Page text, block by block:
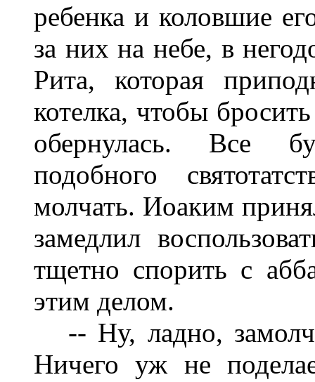
ребенка и коловшие
за них на небе, в
Рита, которая
котелка, чтобы
обернулась. Все
подобного
молчать. Иоаким
замедлил
тщетно спорить с
этим делом.
-- Ну, ладно,
Ничего уж не